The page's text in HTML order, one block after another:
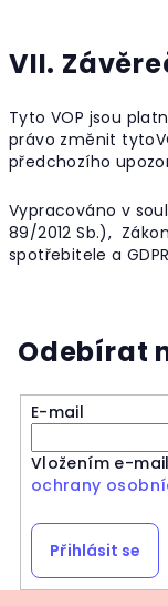
VII.
Tyto VOP jsou
právo změnit
předchozího
Vypracováno v
89/2012 Sb.),
spotřebitele a
Odebírat
E-mail
Vložením e-
ochrany
Přihlásit se